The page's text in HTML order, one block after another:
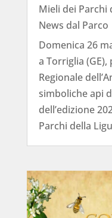
Mieli dei Parchi
News dal Parco
Domenica 26
a Torriglia
Regionale
simboliche api
dell’edizione
Parchi della